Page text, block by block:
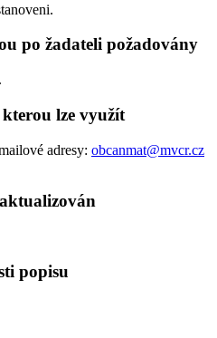
po žadateli požadovány
lze využít
adresy: obcanmat@mvcr.cz
popisu